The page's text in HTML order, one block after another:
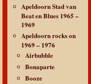
Apeldoorn Stad van
Beat en Blues 1965 –
1969
Apeldoorn rocks on
1969 – 1976
Airbubble
Bonaparte
Booze